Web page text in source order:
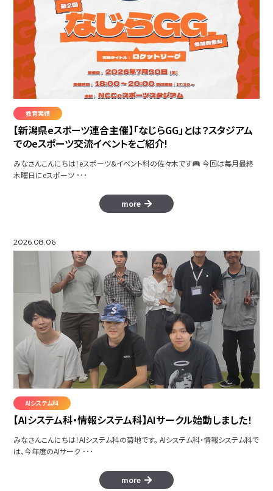
教育実績
【新潟県eスポーツ連合主催】「なじらGG」とは？スタジアム
でのeスポーツ交流イベントをご紹介!
みなさんこんにちは！eスポーツ&イベント科の佐々木です
今回は毎月最終
木曜日にeスポーツ ･･･
more
2026.08.06
AIシステム科
【AIシステム科・情報システム科】AIサークル始動しました！
みなさんこんにちは！AIシステム科の菊地です。 AIシステム科・情報システム科で
は、今年度のAIサーク ･･･
more